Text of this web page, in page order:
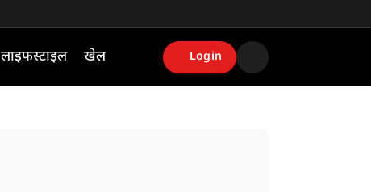
लाइफस्टाइल खेल Login